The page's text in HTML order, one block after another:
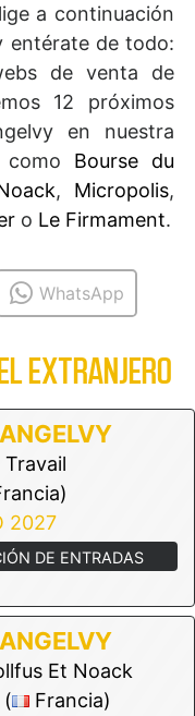
a continuación
entérate de todo:
de venta de
12 próximos
en nuestra
como Bourse du
, Micropolis,
o Le Firmament.
WhatsApp
EXTRANJERO
2027
DE ENTRADAS
Et Noack
(
Francia)